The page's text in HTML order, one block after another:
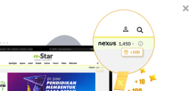
Follow media sosial kami
×